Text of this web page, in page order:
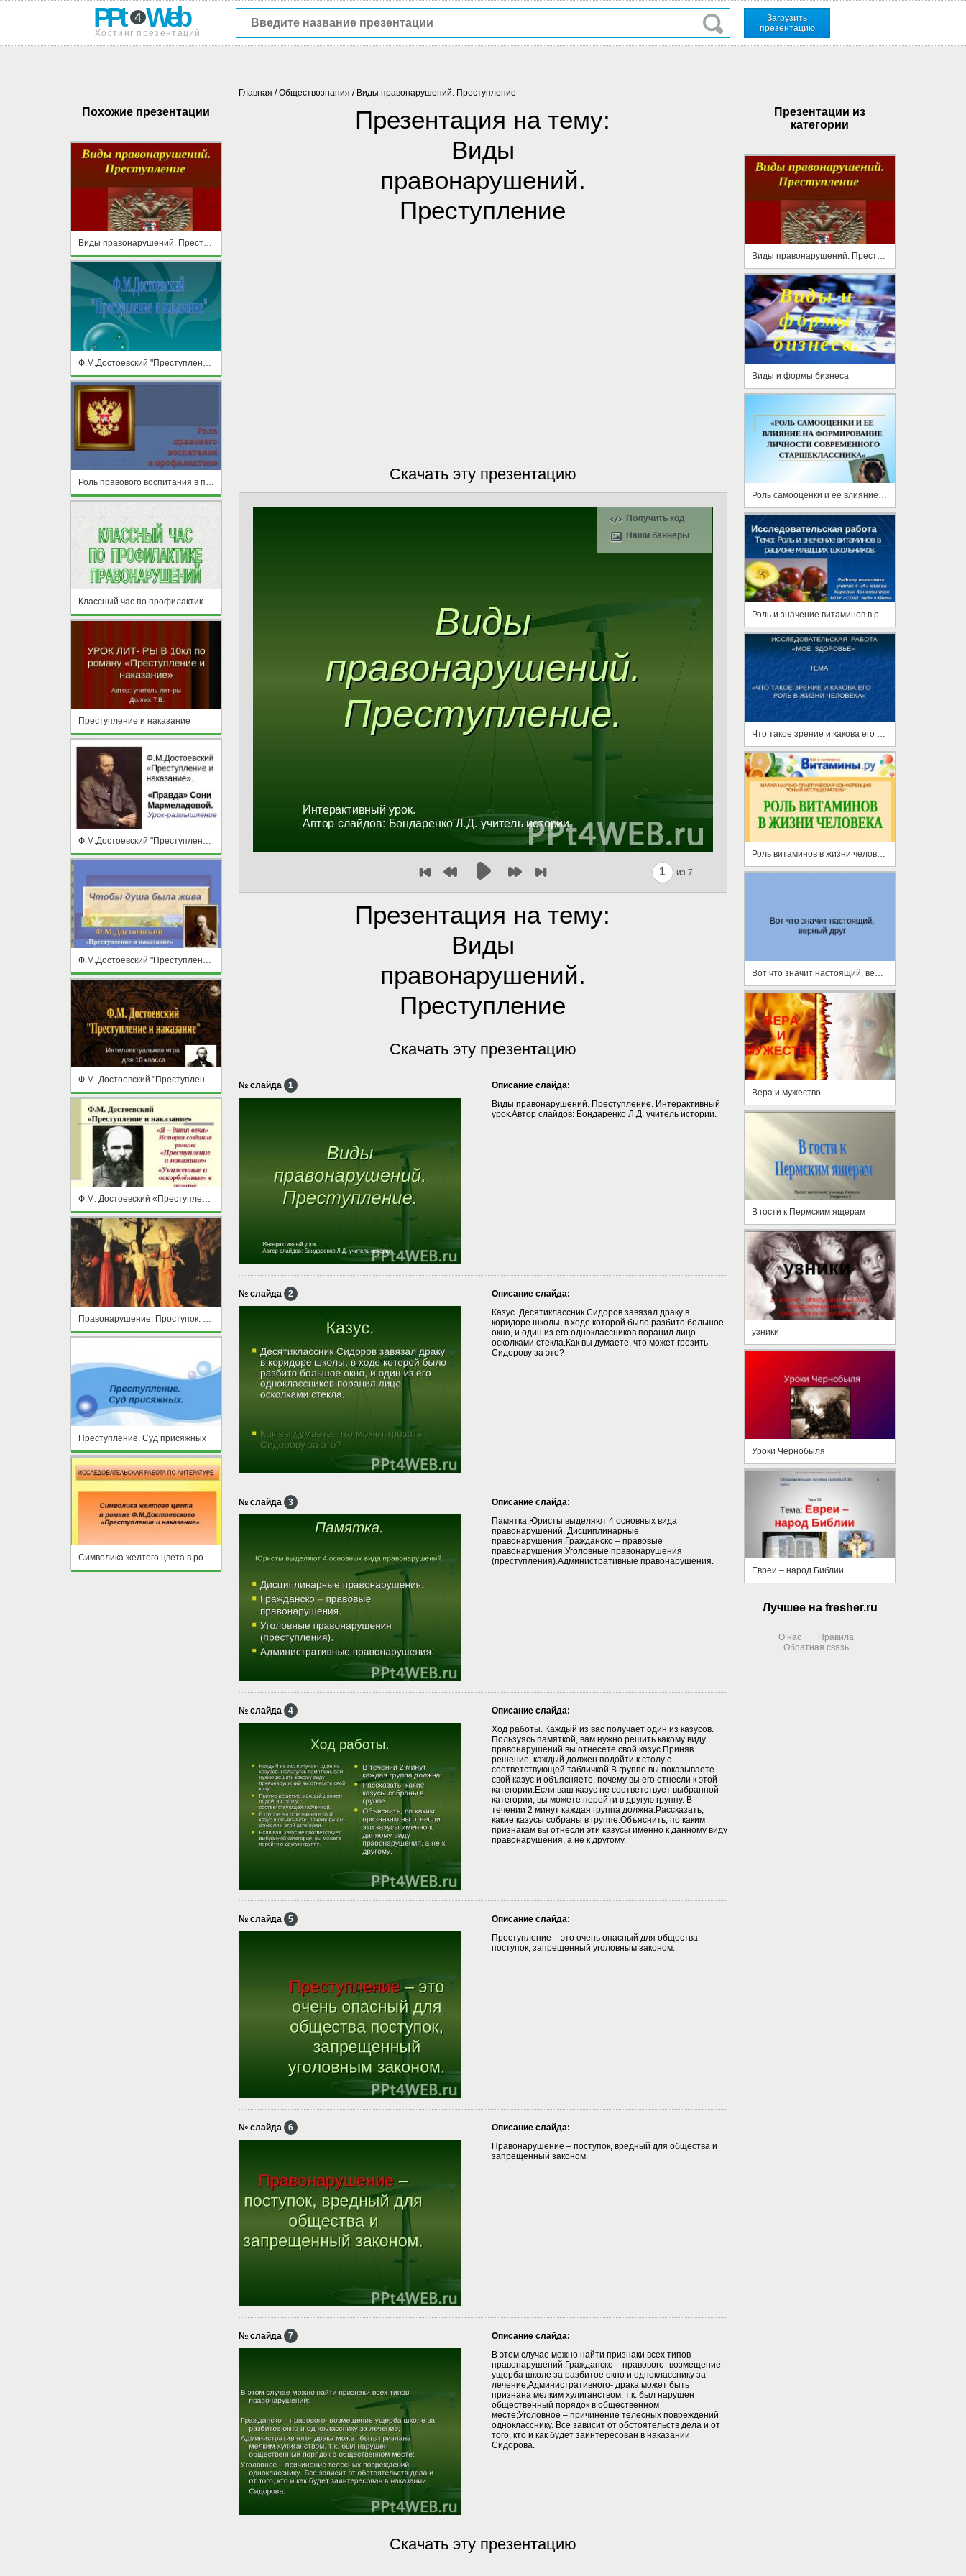
PPt 4 Web
Хостинг презентаций
Загрузить
презентацию
Похожие презентации
Виды правонарушений. Преступление
Классный час по профилактике правонарушений
Преступление и наказание
Ф.М.Достоевский "Преступление и наказание"
Ф.М. Достоевский "Преступление и наказание"
Ф.М. Достоевский «Преступление и наказание»
Преступление. Суд присяжных
Символика желтого цвета в романе Ф.М.Достоевского «Преступление и наказание»
Главная /Обществознания / Виды правонарушений. Преступление
Презентация на тему:
Виды
правонарушений.
Преступление
Скачать эту презентацию
Получить код
Наши баннеры
1 из 7
Презентация на тему:
Виды
правонарушений.
Преступление
Скачать эту презентацию
№ слайда 1
Описание слайда:
Виды правонарушений. Преступление. Интерактивный
урок.Автор слайдов: Бондаренко Л.Д. учитель истории.
№ слайда 2
Описание слайда:
Казус. Десятиклассник Сидоров завязал драку в
коридоре школы, в ходе которой было разбито большое
окно, и один из его одноклассников поранил лицо
осколками стекла.Как вы думаете, что может грозить
Сидорову за это?
№ слайда 3
Описание слайда:
Памятка.Юристы выделяют 4 основных вида
правонарушений. Дисциплинарные
правонарушения.Гражданско – правовые
правонарушения.Уголовные правонарушения
(преступления).Административные правонарушения.
№ слайда 4
Описание слайда:
Ход работы. Каждый из вас получает один из казусов.
Пользуясь памяткой, вам нужно решить какому виду
правонарушений вы отнесете свой казус.Приняв
решение, каждый должен подойти к столу с
соответствующей табличкой.В группе вы показываете
свой казус и объясняете, почему вы его отнесли к этой
категории.Если ваш казус не соответствует выбранной
категории, вы можете перейти в другую группу. В
течении 2 минут каждая группа должна:Рассказать,
какие казусы собраны в группе.Объяснить, по каким
признакам вы отнесли эти казусы именно к данному виду
правонарушения, а не к другому.
№ слайда 5
Описание слайда:
Преступление – это очень опасный для общества
поступок, запрещенный уголовным законом.
№ слайда 6
Описание слайда:
Правонарушение – поступок, вредный для общества и
запрещенный законом.
№ слайда 7
Описание слайда:
В этом случае можно найти признаки всех типов
правонарушений:Гражданско – правового- возмещение
ущерба школе за разбитое окно и однокласснику за
лечение;Административного- драка может быть
признана мелким хулиганством, т.к. был нарушен
общественный порядок в общественном
месте;Уголовное – причинение телесных повреждений
однокласснику. Все зависит от обстоятельств дела и от
того, кто и как будет заинтересован в наказании
Сидорова.
Скачать эту презентацию
Презентации из
категории
Виды правонарушений. Преступление
Виды и формы бизнеса
Роль и значение витаминов в рационе младших школьников
Что такое зрение и какова его роль а жизни человека
Вот что значит настоящий, верный друг
Вера и мужество
В гости к Пермским ящерам
узники
Уроки Чернобыля
Евреи – народ Библии
Лучшее на fresher.ru
О нас
Правила
Обратная связь